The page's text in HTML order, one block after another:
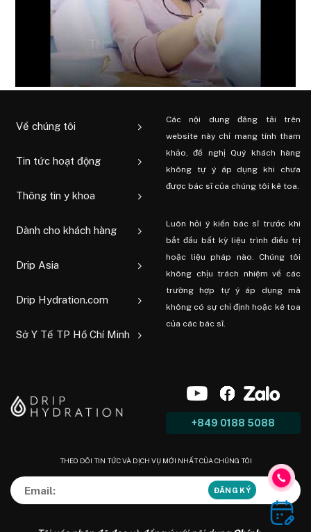
Về chúng tôi
Tin tức hoạt động
Thông tin y khoa
Dành cho khách hàng
Drip Asia
Drip Hydration.com
Sở Y Tế TP Hồ Chí Minh
Các nội dung đăng tải trên
website này chỉ mang tính tham
khảo, đề nghị Quý khách hàng
không tự ý áp dụng khi chưa
được bác sĩ của chúng tôi kê toa.
Luôn hỏi ý kiến ​​bác sĩ trước khi
bắt đầu bất kỳ liệu trình điều trị
hoặc liệu pháp nào. Chúng tôi
không chịu trách nhiệm về các
trường hợp tự ý áp dụng mà
không có sự chỉ định hoặc kê toa
của các bác sĩ.
+849 0188 5088
THEO DÕI TIN TỨC VÀ DỊCH VỤ MỚI NHẤT CỦA CHÚNG TÔI